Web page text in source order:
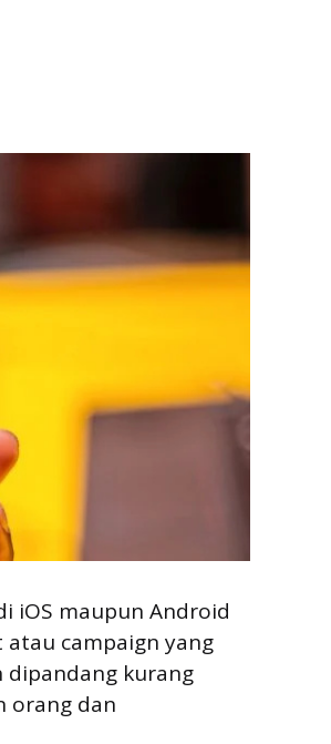
iOS maupun Android
campaign yang
dipandang kurang
orang dan